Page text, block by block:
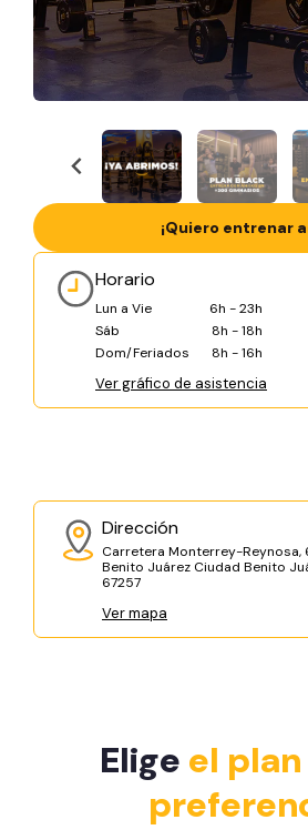
Horario
Lun a Vie
6h - 23h
Sáb
8h - 18h
Dom/Feriados
8h - 16h
Ver gráfico de asistencia
Dirección
Carretera Monterrey-
Benito Juárez Ciudad Benito
67257
Ver mapa
¡Quiero entrenar
Elige el